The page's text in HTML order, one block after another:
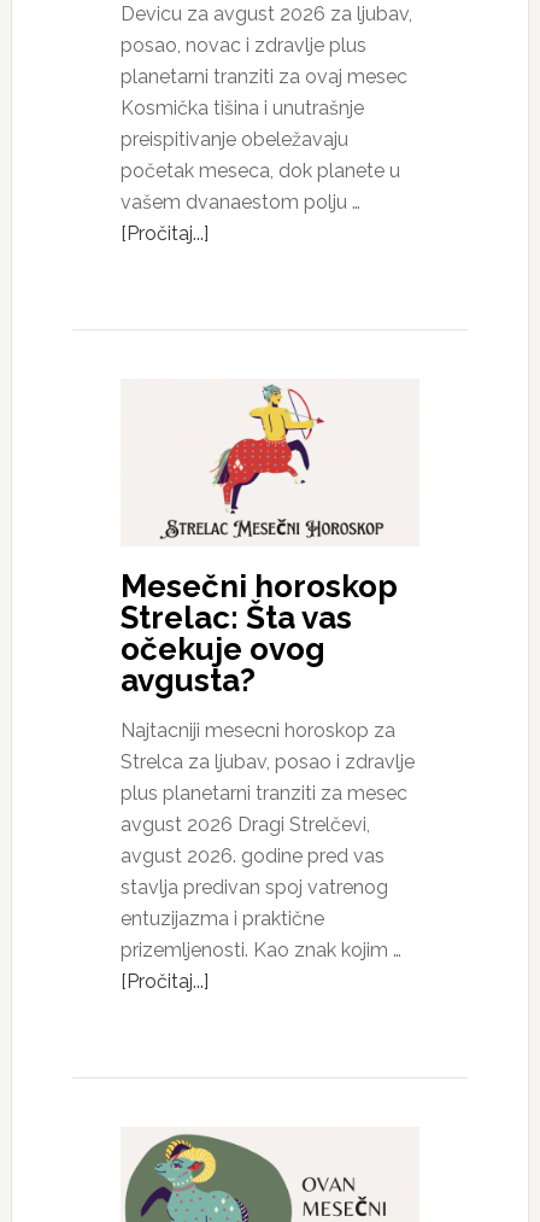
Devicu za avgust 2026 za ljubav,
posao, novac i zdravlje plus
planetarni tranziti za ovaj mesec
Kosmička tišina i unutrašnje
preispitivanje obeležavaju
početak meseca, dok planete u
vašem dvanaestom polju …
[Pročitaj...]
Mesečni horoskop
Strelac: Šta vas
očekuje ovog
avgusta?
Najtacniji mesecni horoskop za
Strelca za ljubav, posao i zdravlje
plus planetarni tranziti za mesec
avgust 2026 Dragi Strelčevi,
avgust 2026. godine pred vas
stavlja predivan spoj vatrenog
entuzijazma i praktične
prizemljenosti. Kao znak kojim …
[Pročitaj...]